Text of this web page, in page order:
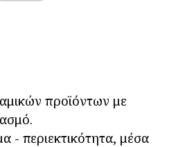
προϊόντων με
- περιεκτικότητα, μέσα